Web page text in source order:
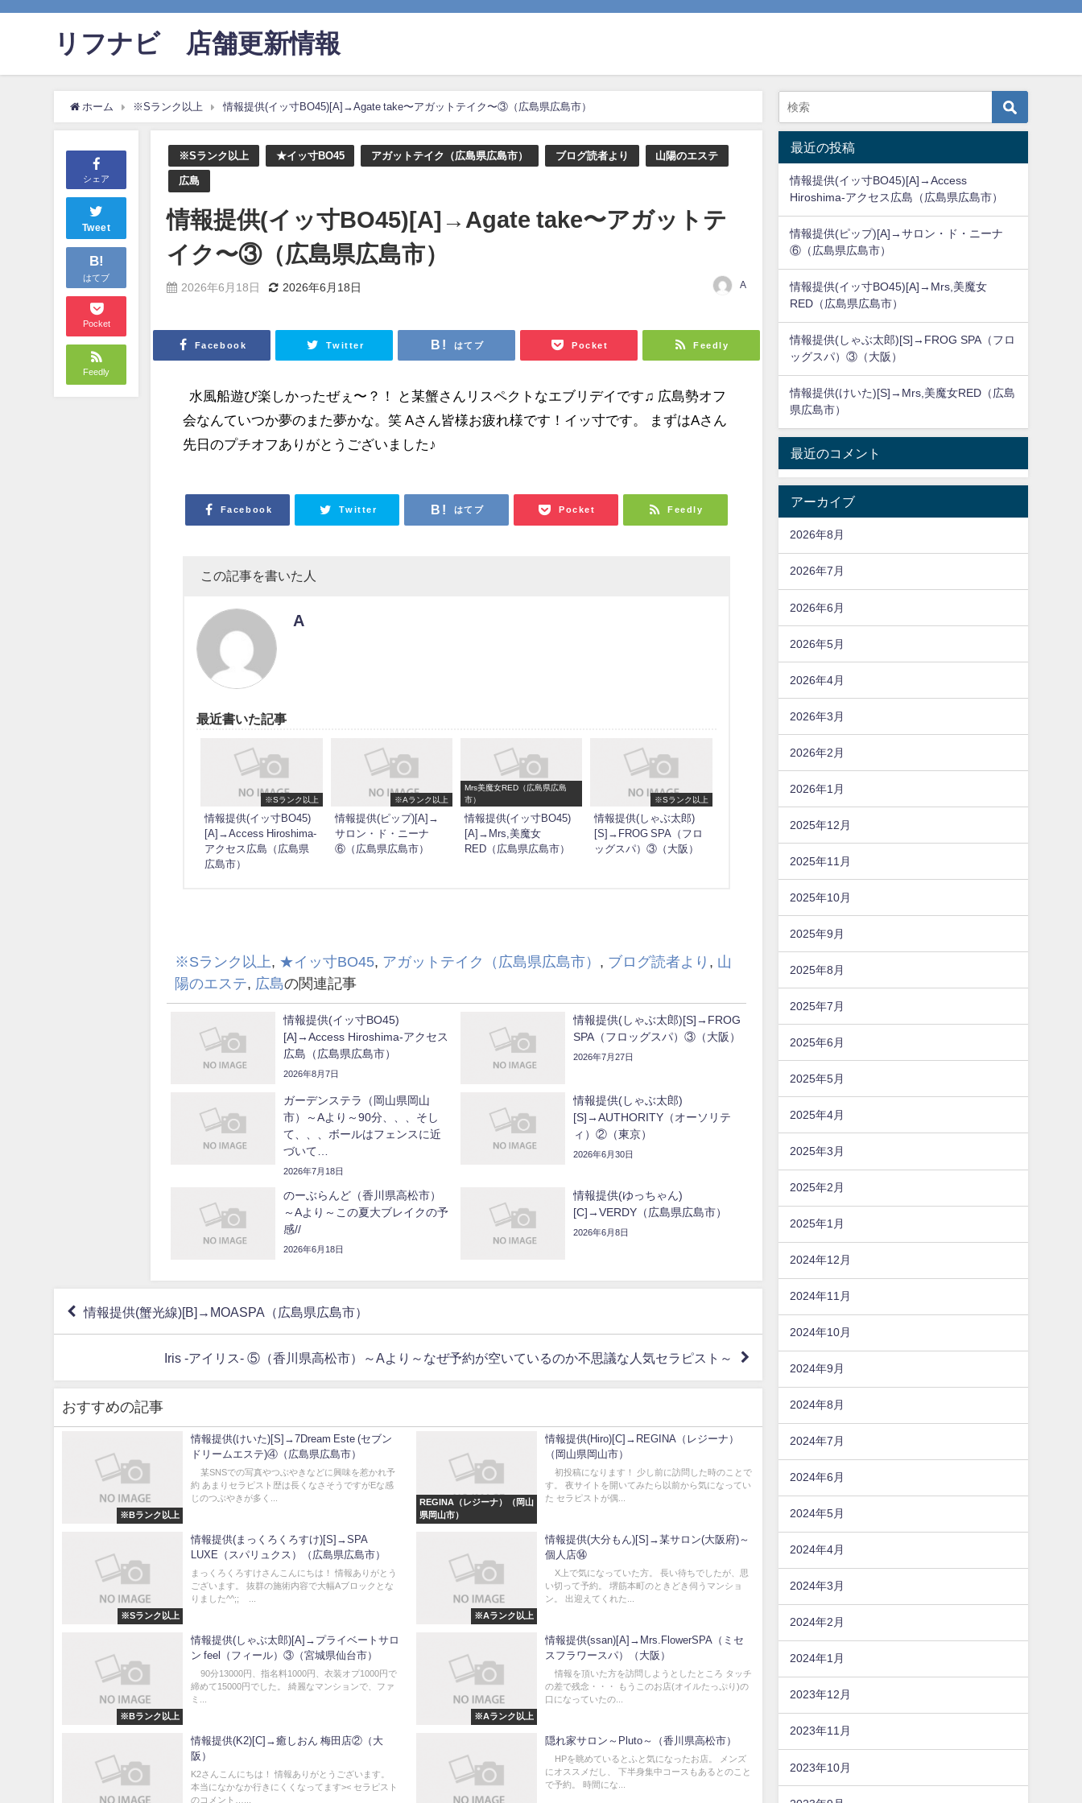
リフナビ®店舗更新情報
ホーム ※Sランク以上 情報提供(イッ寸BO45)[A]→Agate take〜アガットテイク〜③（広島県広島市）
シェア
Tweet
B!
はてブ
Pocket
Feedly
※Sランク以上 ★イッ寸BO45 アガットテイク（広島県広島市） ブログ読者より 山陽のエステ
広島
情報提供(イッ寸BO45)[A]→Agate take〜アガットテ
イク〜③（広島県広島市）
2026年6月18日 2026年6月18日 A
Facebook Twitter はてブ Pocket Feedly
水風船遊び楽しかったぜぇ〜？！ と某蟹さんリスペクトなエブリデイです♫ 広島勢オフ
会なんていつか夢のまた夢かな。笑 Aさん皆様お疲れ様です！イッ寸です。 まずはAさん
先日のプチオフありがとうございました♪
Facebook Twitter はてブ Pocket Feedly
この記事を書いた人
A
最近書いた記事
※Sランク以上
情報提供(イッ寸BO45)
[A]→Access Hiroshima-
アクセス広島（広島県
広島市）
※Aランク以上
情報提供(ピップ)[A]→
サロン・ド・ニーナ
⑥（広島県広島市）
Mrs美魔女RED（広島県広島
市）
情報提供(イッ寸BO45)
[A]→Mrs,美魔女
RED（広島県広島市）
※Sランク以上
情報提供(しゃぶ太郎)
[S]→FROG SPA（フロ
ッグスパ）③（大阪）
※Sランク以上 ★イッ寸BO45 アガットテイク（広島県広島市） ブログ読者より
山
陽のエステ
広島の関連記事
情報提供(イッ寸BO45)
[A]→Access Hiroshima-アクセス
広島（広島県広島市）
2026年8月7日
情報提供(しゃぶ太郎)[S]→FROG
SPA（フロッグスパ）③（大阪）
2026年7月27日
ガーデンステラ（岡山県岡山
市）～Aより～90分、、、そし
て、、、ボールはフェンスに近
づいて…
2026年7月18日
情報提供(しゃぶ太郎)
[S]→AUTHORITY（オーソリテ
ィ）②（東京）
2026年6月30日
のーぶらんど（香川県高松市）
～Aより～この夏大ブレイクの予
感//
2026年6月18日
情報提供(ゆっちゃん)
[C]→VERDY（広島県広島市）
2026年6月8日
情報提供(蟹光線)[B]→MOASPA（広島県広島市）
Iris -アイリス- ⑤（香川県高松市）～Aより～なぜ予約が空いているのか不思議な人気セラピスト～
おすすめの記事
※Bランク以上
情報提供(けいた)[S]→7Dream Este (セブン
ドリームエステ)④（広島県広島市）
某SNSでの写真やつぶやきなどに興味を惹かれ予
約 あまりセラピスト歴は長くなさそうですがEな感
じのつぶやきが多く...
REGINA（レジーナ）（岡山
県岡山市）
情報提供(Hiro)[C]→REGINA（レジーナ）
（岡山県岡山市）
初投稿になります！ 少し前に訪問した時のことで
す。 夜サイトを開いてみたら以前から気になってい
た セラピストが偶...
※Sランク以上
情報提供(まっくろくろすけ)[S]→SPA
LUXE（スパリュクス）（広島県広島市）
まっくろくろすけさんこんにちは！ 情報ありがとう
ございます。 抜群の施術内容で大幅Aブロックとな
りました^^;; ...
※Aランク以上
情報提供(大分もん)[S]→某サロン(大阪府)～
個人店⑭
X上で気になっていた方。 長い待ちでしたが、思
い切って予約。 堺筋本町のときどき伺うマンショ
ン。 出迎えてくれた...
※Bランク以上
情報提供(しゃぶ太郎)[A]→プライベートサロ
ン feel（フィール）③（宮城県仙台市）
90分13000円、指名料1000円、衣装オプ1000円で
締めて15000円でした。 綺麗なマンションで、ファ
ミ...
※Aランク以上
情報提供(ssan)[A]→Mrs.FlowerSPA（ミセ
スフラワースパ）（大阪）
情報を頂いた方を訪問しようとしたところ タッチ
の差で残念・・・ もうこのお店(オイルたっぷり)の
口になっていたの...
情報提供(K2)[C]→癒しおん 梅田店②（大
阪）
K2さんこんにちは！ 情報ありがとうございます。
本当になかなか行きにくくなってます>< セラピスト
のコメント…...
隠れ家サロン～Pluto～（香川県高松市）
HPを眺めているとふと気になったお店。 メンズ
にオススメだし、 下半身集中コースもあるとのこと
で予約。 時間にな...
最近の投稿
情報提供(イッ寸BO45)[A]→Access
Hiroshima-アクセス広島（広島県広島市）
情報提供(ピップ)[A]→サロン・ド・ニーナ
⑥（広島県広島市）
情報提供(イッ寸BO45)[A]→Mrs,美魔女
RED（広島県広島市）
情報提供(しゃぶ太郎)[S]→FROG SPA（フロ
ッグスパ）③（大阪）
情報提供(けいた)[S]→Mrs,美魔女RED（広島
県広島市）
最近のコメント
アーカイブ
2026年8月
2026年7月
2026年6月
2026年5月
2026年4月
2026年3月
2026年2月
2026年1月
2025年12月
2025年11月
2025年10月
2025年9月
2025年8月
2025年7月
2025年6月
2025年5月
2025年4月
2025年3月
2025年2月
2025年1月
2024年12月
2024年11月
2024年10月
2024年9月
2024年8月
2024年7月
2024年6月
2024年5月
2024年4月
2024年3月
2024年2月
2024年1月
2023年12月
2023年11月
2023年10月